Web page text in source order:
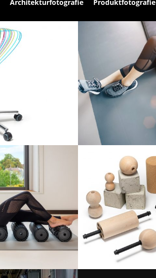
Architekturfotografie Produktfotografie